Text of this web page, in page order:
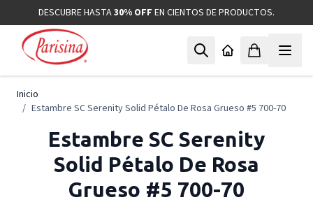
Ir al contenidoDESCUBRE HASTA30% OFF EN CIENTOS DE PRODUCTOS.
Inicio
/ Estambre SC Serenity Solid Pétalo De Rosa Grueso #5 700-70
Estambre SC Serenity
Solid Pétalo De Rosa
Grueso #5 700-70